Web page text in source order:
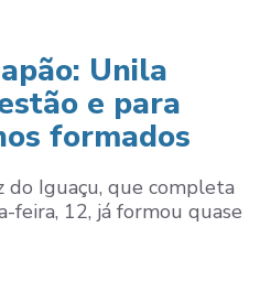
Unila
e para
formados
do Iguaçu, que completa
feira, 12, já formou quase